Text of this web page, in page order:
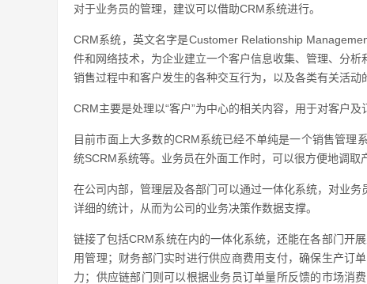
对于业务员的管理，建议可以借助CRM系统进行。
CRM系统，英文名字是Customer Relationship
件和网络技术，为企业建立一个客户信息收集、管理、分
销售过程中和客户发生的各种交互行为，以及各类有关活
CRM主要是处理以“客户”为中心的相关内容，用于对客户及
目前市面上大多数的CRM系统已经不单纯是一个销售管理
统SCRM系统等。业务员在外面工作时，可以很方便地调取
在公司内部，管理层及各部门可以通过一体化系统，对业
详细的统计，从而为公司的业务决策作数据支撑。
链接了包括CRM系统在内的一体化系统，还能在各部门开
用管理；财务部门实时进行供应商费用支付，确保生产订
力；供应链部门则可以根据业务员订单量所反馈的市场消